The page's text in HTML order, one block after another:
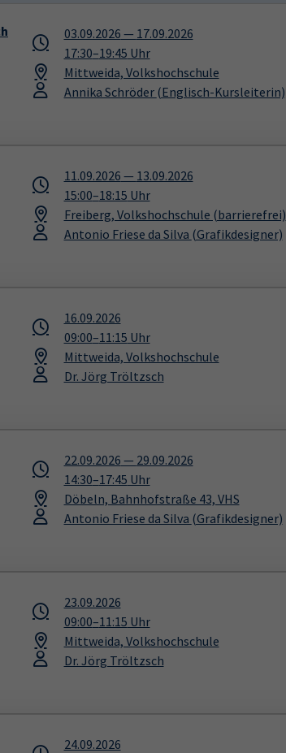
03.09.2026 — 17.09.2026
17:30–19:45 Uhr
Mittweida, Volkshochschule
Annika Schröder (Englisch-Kursleiterin)
11.09.2026 — 13.09.2026
15:00–18:15 Uhr
Freiberg, Volkshochschule (barrierefrei)
Antonio Friese da Silva (Grafikdesigner)
16.09.2026
09:00–11:15 Uhr
Mittweida, Volkshochschule
Dr. Jörg Tröltzsch
22.09.2026 — 29.09.2026
14:30–17:45 Uhr
Döbeln, Bahnhofstraße 43, VHS
Antonio Friese da Silva (Grafikdesigner)
23.09.2026
09:00–11:15 Uhr
Mittweida, Volkshochschule
Dr. Jörg Tröltzsch
24.09.2026